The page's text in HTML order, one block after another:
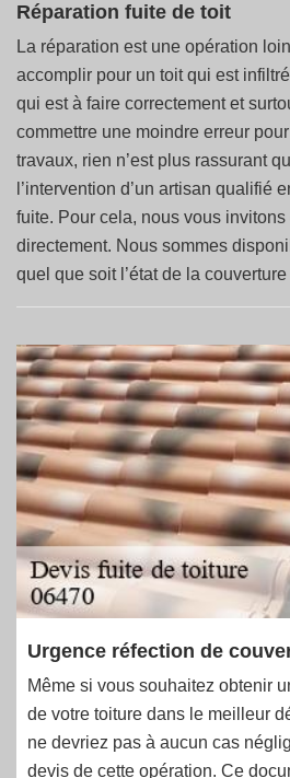
Réparation fuite de toit
La réparation est une opération
accomplir pour un toit qui est
qui est à faire correctement et
commettre une moindre erreur
travaux, rien n’est plus rassurant
l’intervention d’un artisan qualifié
fuite. Pour cela, nous vous
directement. Nous sommes
quel que soit l’état de la
Urgence réfection de
Même si vous souhaitez obtenir
de votre toiture dans le meilleur
ne devriez pas à aucun cas
devis de cette opération. Ce